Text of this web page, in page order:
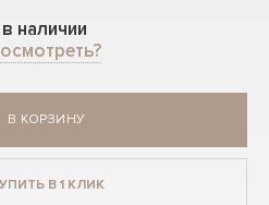
наличии
В КОРЗИНУ
В 1 КЛИК